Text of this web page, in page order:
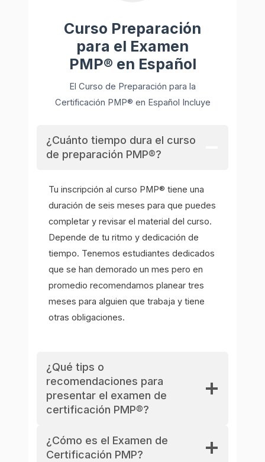
Curso Preparación
para el Examen
PMP® en Español
El Curso de Preparación para la
Certificación PMP® en Español Incluye
¿Cuánto tiempo dura el curso
de preparación PMP®?
Tu inscripción al curso PMP® tiene una
duración de seis meses para que puedes
completar y revisar el material del curso.
Depende de tu ritmo y dedicación de
tiempo. Tenemos estudiantes dedicados
que se han demorado un mes pero en
promedio recomendamos planear tres
meses para alguien que trabaja y tiene
otras obligaciones.
¿Qué tips o
recomendaciones para
presentar el examen de
certificación PMP®?
¿Cómo es el Examen de
Certificación PMP?